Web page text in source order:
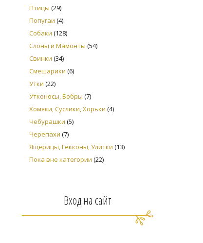
Птицы (29)
Попугаи (4)
Собаки (128)
Слоны и Мамонты (54)
Свинки (34)
Смешарики (6)
Утки (22)
Утконосы, Бобры (7)
Хомяки, Суслики, Хорьки (4)
Чебурашки (5)
Черепахи (7)
Ящерицы, Гекконы, Улитки (13)
Пока вне категории (22)
Вход на сайт